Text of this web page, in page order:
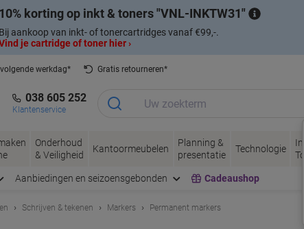
10% korting op inkt & toners VNL-INKTW31
Bij aankoop van inkt- of tonercartridges vanaf €99,-.
je cartridge of toner hier ›
werkdag*
Gratis retourneren*
038 605 252
Klantenservice
Onderhoud
& Veiligheid
Kantoormeubelen
Planning &
presentatie
Technologie
Aanbiedingen en seizoensgebonden Cadeaushop
Schrijven & tekenen Markers Permanent markers